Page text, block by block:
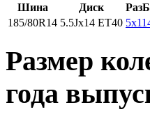
Шина Диск
185/80R14 5.5Jx14 ET40
Размер
года